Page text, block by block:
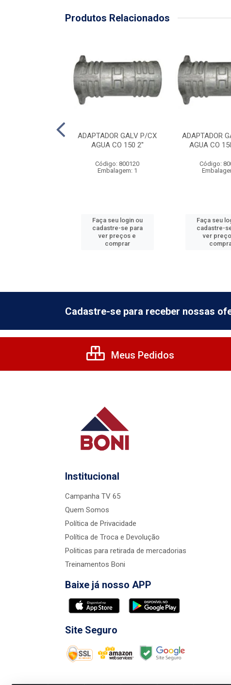
Produtos Relacionados
ADAPTADOR GALV P/CX
AGUA CO 150 2''
Código: 800120
Embalagem: 1
Faça seu login ou
cadastre-se para
ver preços e
comprar
ADAPTADOR
AGUA CO
Código:
Faça seu
cadastre-
ver
Cadastre-se para receber nossas
Meus Pedidos
Institucional
Campanha TV 65
Quem Somos
Política de Privacidade
Política de Troca e Devolução
Politicas para retirada de mercadorias
Treinamentos Boni
Baixe já nosso APP
Site Seguro